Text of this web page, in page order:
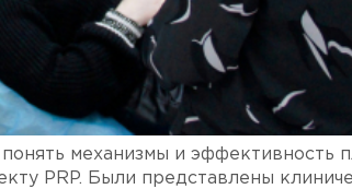
механизмы и эффективность
PRP. Были представлены